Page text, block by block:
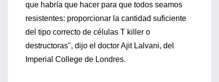
que habría que hacer para que todos seamos
resistentes: proporcionar la cantidad suficiente
del tipo correcto de células T killer o
destructoras", dijo el doctor Ajit Lalvani, del
Imperial College de Londres.